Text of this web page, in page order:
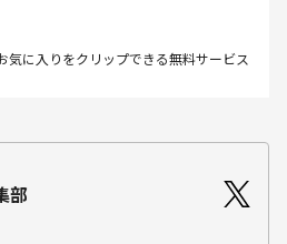
気に入りをクリップできる無料サービス
部